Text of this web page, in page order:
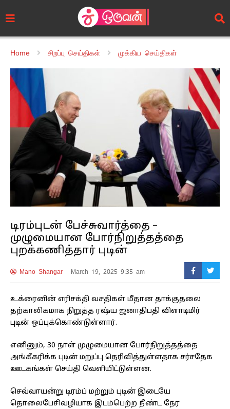
Home சிறப்பு செய்திகள் முக்கிய செய்திகள்
டிரம்புடன் பேச்சுவார்த்தை –
முழுமையான போர்நிறுத்தத்தை
புறக்கணித்தார் புடின்
Mano Shangar March 19, 2025 9:35 am
உக்ரைனின் எரிசக்தி வசதிகள் மீதான தாக்குதலை
தற்காலிகமாக நிறுத்த ரஷ்ய ஜனாதிபதி விளாடிமிர்
புடின் ஒப்புக்கொண்டுள்ளார்.
எனினும், 30 நாள் முழுமையான போர்நிறுத்தத்தை
அங்கீகரிக்க புடின் மறுப்பு தெரிவித்துள்ளதாக சர்சதேக
ஊடகங்கள் செய்தி வெளியிட்டுள்ளன.
செவ்வாயன்று டிரம்ப் மற்றும் புடின் இடையே
தொலைபேசிவழியாக இடம்பெற்ற நீண்ட நேர